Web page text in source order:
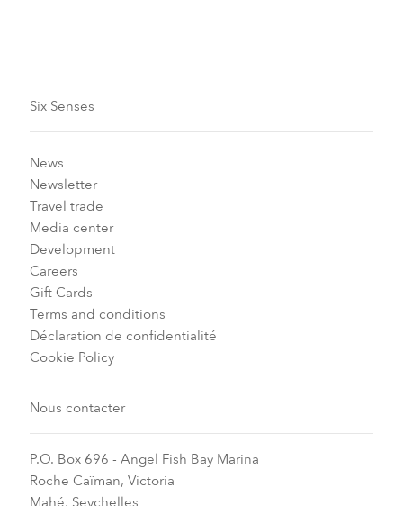
Six Senses
News
Newsletter
Travel trade
Media center
Development
Careers
Gift Cards
Terms and conditions
Déclaration de confidentialité
Cookie Policy
Nous contacter
P.O. Box 696 - Angel Fish Bay Marina
Roche Caïman, Victoria